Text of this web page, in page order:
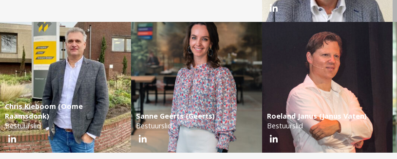
Chris Kieboom (Oome
Raamsdonk)
Bestuurslid
Sanne Geerts (Geerts)
Bestuurslid
Roeland Janus (Janus Vaten)
Bestuurslid